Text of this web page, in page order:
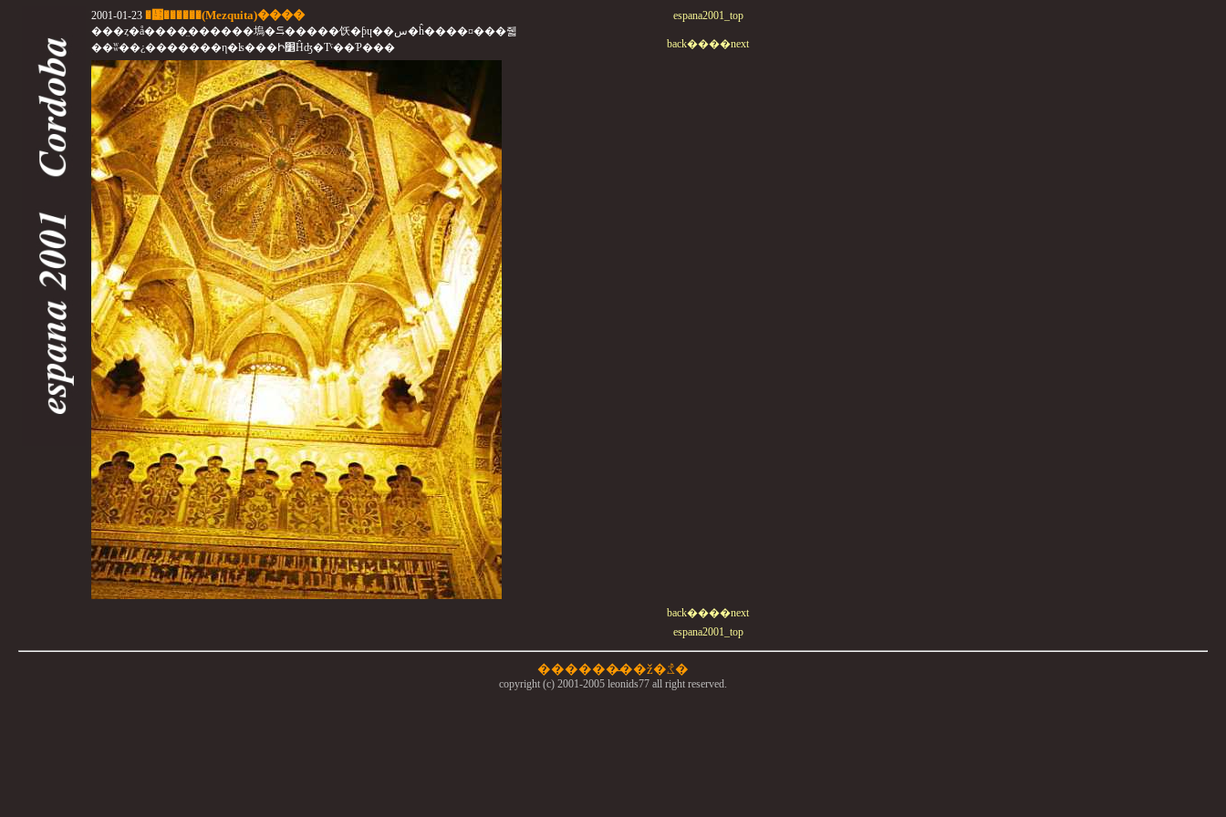
2001-01-23 �᥹������(Mezquita)����
���ȥ�å����̤������塢�⥹�����饫�ƥɥ��س�ĥ����¤���줿
��ʬ��¿�������η�ʪ���Ի׵Ĥʤ�Τˤ��Ƥ���
espana2001_top
back����next
back����next
espana2001_top
������̵��ž�ܶػ�
copyright (c) 2001-2005 leonids77 all right reserved.